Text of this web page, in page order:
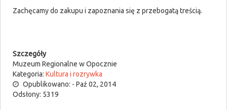
Zachęcamy do zakupu i zapoznania się z przebogatą treścią.
Szczegóły
Muzeum Regionalne w Opocznie
Kategoria: Kultura i rozrywka
Opublikowano: - Paź 02, 2014
Odsłony: 5319